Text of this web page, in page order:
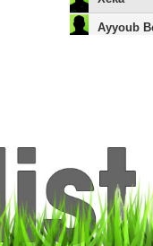
Ayyoub
Luiz
Nabil
Jérémy